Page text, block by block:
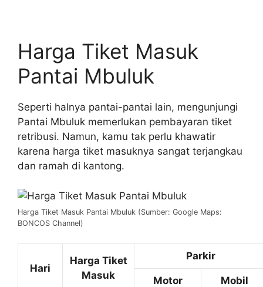
Harga Tiket Masuk
Pantai Mbuluk
Seperti halnya pantai-pantai lain, mengunjungi
Pantai Mbuluk memerlukan pembayaran tiket
retribusi. Namun, kamu tak perlu khawatir
karena harga tiket masuknya sangat terjangkau
dan ramah di kantong.
Harga Tiket Masuk Pantai Mbuluk (Sumber: Google Maps:
BONCOS Channel)
Hari
Harga Tiket
Masuk
Parkir
Motor Mobil